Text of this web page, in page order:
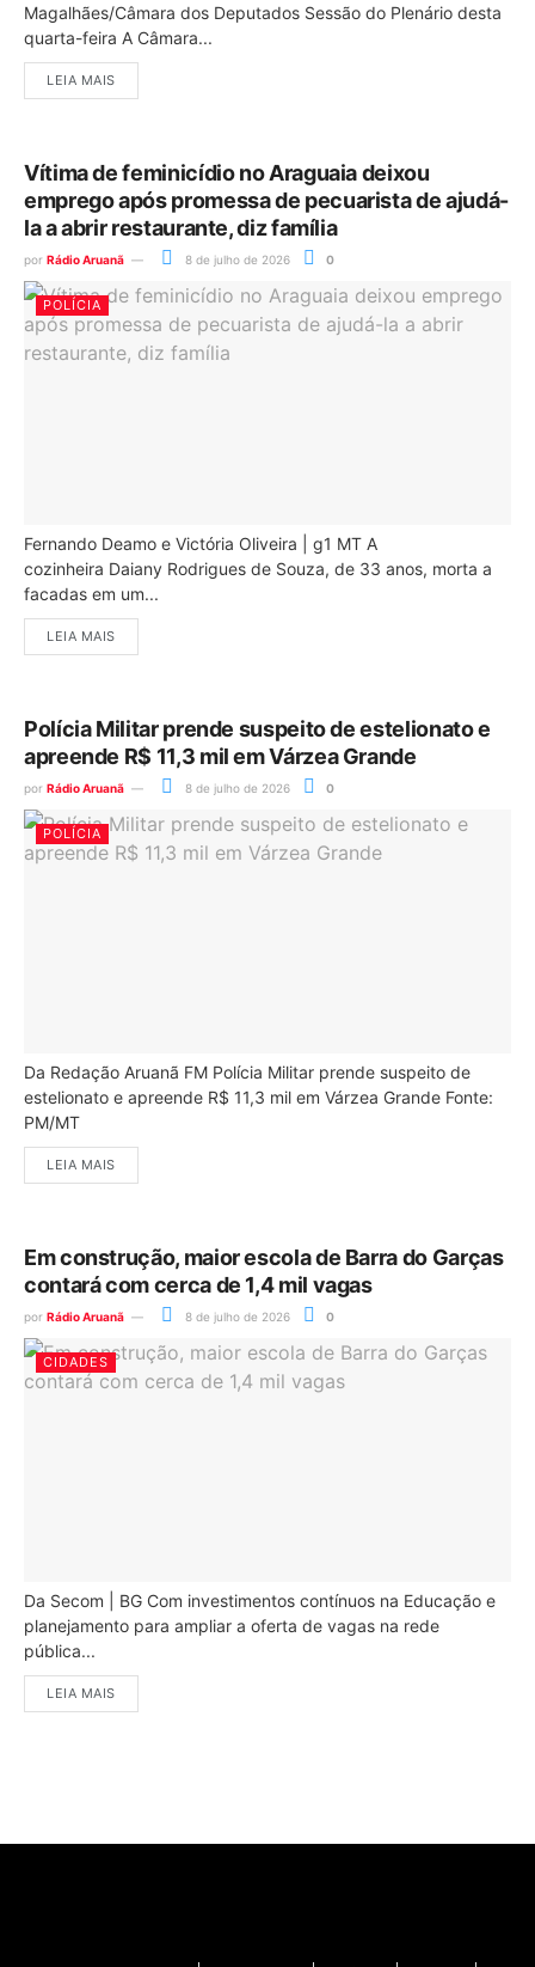
Magalhães/Câmara dos Deputados Sessão do Plenário desta
quarta-feira A Câmara...
LEIA MAIS
Vítima de feminicídio no Araguaia deixou
emprego após promessa de pecuarista de ajudá-
la a abrir restaurante, diz família
por Rádio Aruanã 8 de julho de 2026 0
POLÍCIA
Fernando Deamo e Victória Oliveira | g1 MT A
cozinheira Daiany Rodrigues de Souza, de 33 anos, morta a
facadas em um...
LEIA MAIS
Polícia Militar prende suspeito de estelionato e
apreende R$ 11,3 mil em Várzea Grande
por Rádio Aruanã 8 de julho de 2026 0
POLÍCIA
Da Redação Aruanã FM Polícia Militar prende suspeito de
estelionato e apreende R$ 11,3 mil em Várzea Grande Fonte:
PM/MT
LEIA MAIS
Em construção, maior escola de Barra do Garças
contará com cerca de 1,4 mil vagas
por Rádio Aruanã 8 de julho de 2026 0
CIDADES
Da Secom | BG Com investimentos contínuos na Educação e
planejamento para ampliar a oferta de vagas na rede
pública...
LEIA MAIS